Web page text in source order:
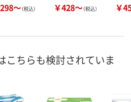
～（税込） ￥428～（税込） ￥
こちらも検討されていま